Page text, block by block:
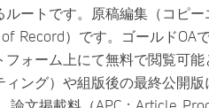
ルートです。原稿編集（コピ
of Record）です。ゴールド
フォーム上にて無料で閲覧可
ィング）や組版後の最終公開